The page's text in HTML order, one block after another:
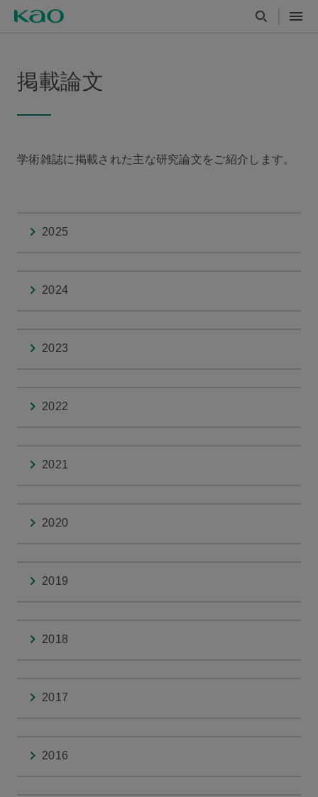
掲載論文
学術雑誌に掲載された主な研究論文をご紹介します。
2025
2024
2023
2022
2021
2020
2019
2018
2017
2016